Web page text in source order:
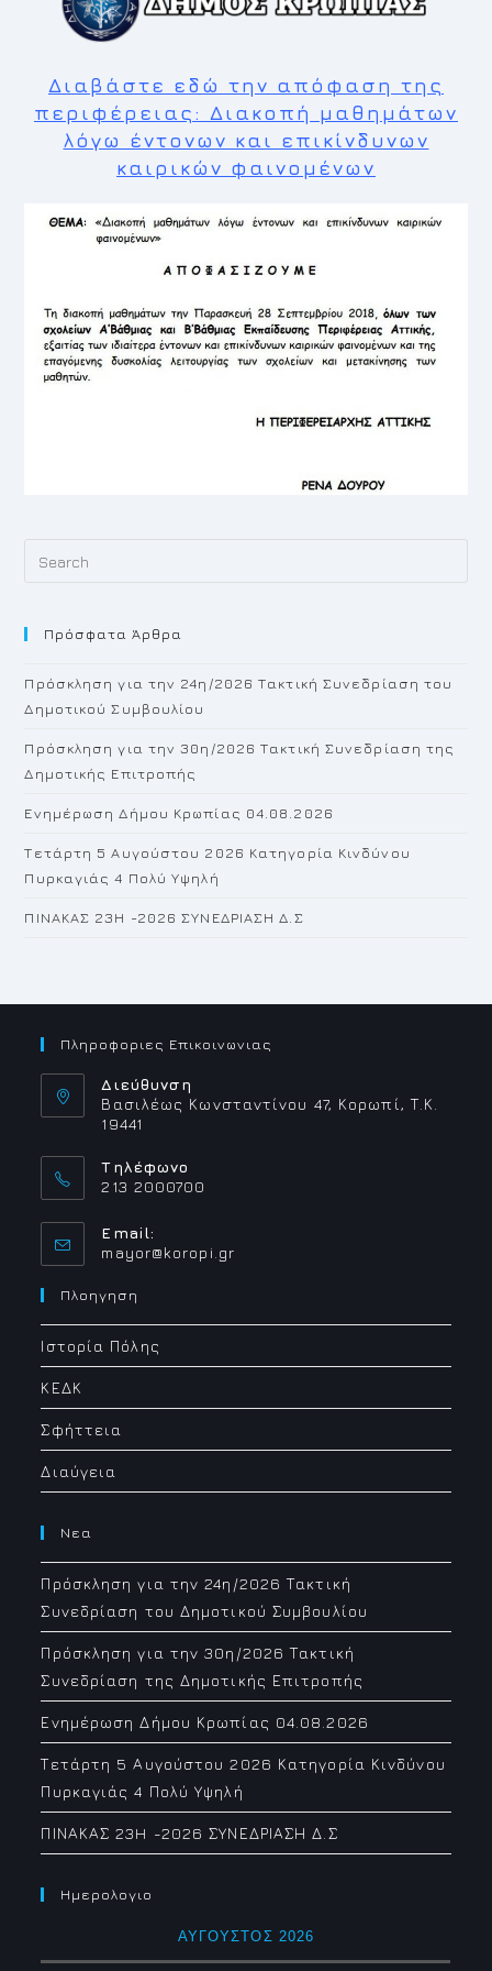
Διαβάστε εδώ την απόφαση της
περιφέρειας: Διακοπή μαθημάτων
λόγω έντονων και επικίνδυνων
καιρικών φαινομένων
Πρόσφατα Άρθρα
Πρόσκληση για την 24η/2026 Τακτική Συνεδρίαση του
Δημοτικού Συμβουλίου
Πρόσκληση για την 30η/2026 Τακτική Συνεδρίαση της
Δημοτικής Επιτροπής
Ενημέρωση Δήμου Κρωπίας 04.08.2026
Τετάρτη 5 Αυγούστου 2026 Κατηγορία Κινδύνου
Πυρκαγιάς 4 Πολύ Υψηλή
ΠΙΝΑΚΑΣ 23H -2026 ΣΥΝΕΔΡΙΑΣΗ Δ.Σ
Πληροφοριες Επικοινωνιας
Διεύθυνση
Βασιλέως Κωνσταντίνου 47, Κορωπί, Τ.Κ.
19441
Τηλέφωνο
213 2000700
Email:
mayor@koropi.grOpens
Πλοηγηση
Ιστορία Πόλης
ΚΕΔΚ
Σφήττεια
Διαύγεια
Νεα
Πρόσκληση για την 24η/2026 Τακτική
Συνεδρίαση του Δημοτικού Συμβουλίου
Πρόσκληση για την 30η/2026 Τακτική
Συνεδρίαση της Δημοτικής Επιτροπής
Ενημέρωση Δήμου Κρωπίας 04.08.2026
Τετάρτη 5 Αυγούστου 2026 Κατηγορία Κινδύνου
Πυρκαγιάς 4 Πολύ Υψηλή
ΠΙΝΑΚΑΣ 23H -2026 ΣΥΝΕΔΡΙΑΣΗ Δ.Σ
Ημερολογιο
ΑΎΓΟΥΣΤΟΣ 2026